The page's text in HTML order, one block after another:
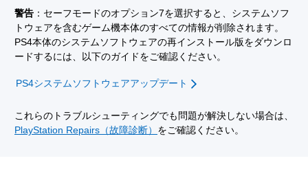
警告 ：セーフモードのオプション7を選択すると、システムソフ
トウェアを含むゲーム機本体のすべての情報が削除されます。
PS4本体のシステムソフトウェアの再インストール版をダウンロ
ードするには、以下のガイドをご確認ください。
PS4システムソフトウェアアップデート
これらのトラブルシューティングでも問題が解決しない場合は、
PlayStation Repairs（故障診断） をご確認ください。